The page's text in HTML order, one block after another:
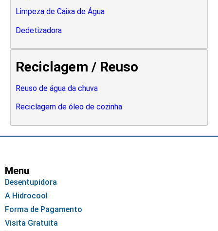
Limpeza de Caixa de Água
Dedetizadora
Reciclagem / Reuso
Reuso de água da chuva
Reciclagem de óleo de cozinha
Menu
Desentupidora
A Hidrocool
Forma de Pagamento
Visita Gratuita